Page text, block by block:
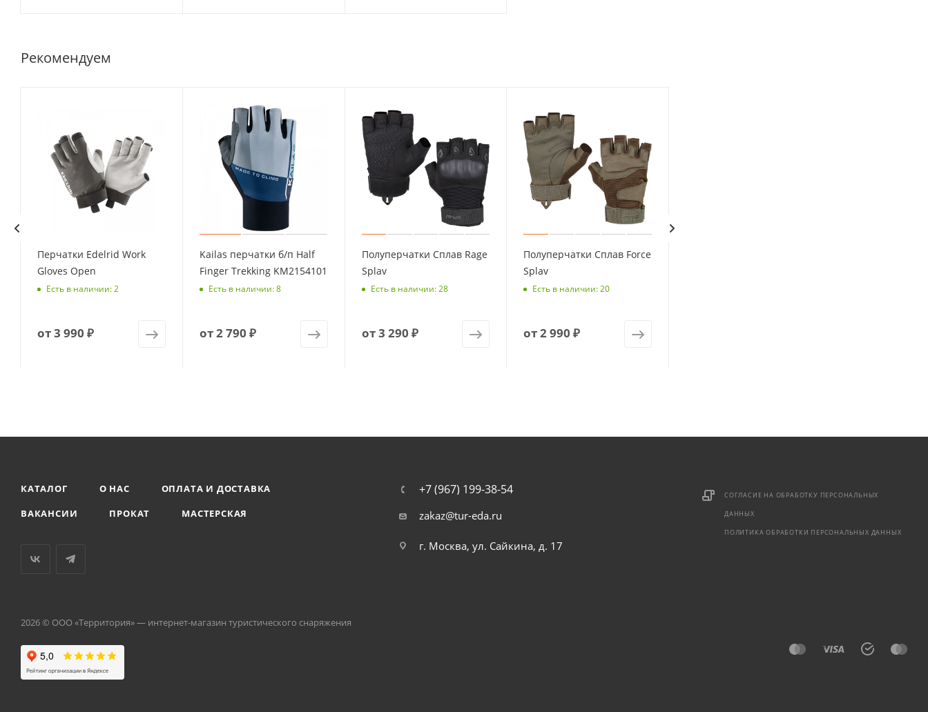
Рекомендуем
Перчатки Edelrid Work
Gloves Open
Есть в наличии: 2
от3 990 ₽
Kailas перчатки б/п Half
Finger Trekking KM2154101
Есть в наличии: 8
от2 790 ₽
Полуперчатки Сплав Rage
Splav
Есть в наличии: 28
от3 290 ₽
Полуперчатки Сплав Force
Splav
Есть в наличии: 20
от2 990 ₽
КАТАЛОГ О НАС
ОПЛАТА И ДОСТАВКА
ВАКАНСИИ
ПРОКАТ МАСТЕРСКАЯ
+7 (967) 199-38-54
zakaz@tur-eda.ru
г. Москва, ул. Сайкина, д. 17
СОГЛАСИЕ НА ОБРАБОТКУ ПЕРСОНАЛЬНЫХ
ДАННЫХ
ПОЛИТИКА ОБРАБОТКИ ПЕРСОНАЛЬНЫХ ДАННЫХ
2026 © ООО «Территория» — интернет-магазин туристического снаряжения